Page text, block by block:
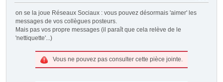
on se la joue Réseaux Sociaux : vous pouvez désormais 'aimer' les
messages de vos collègues posteurs.
Mais pas vos propre messages (il paraît que cela relève de le
'nettiquette'...)
Vous ne pouvez pas consulter cette pièce jointe.